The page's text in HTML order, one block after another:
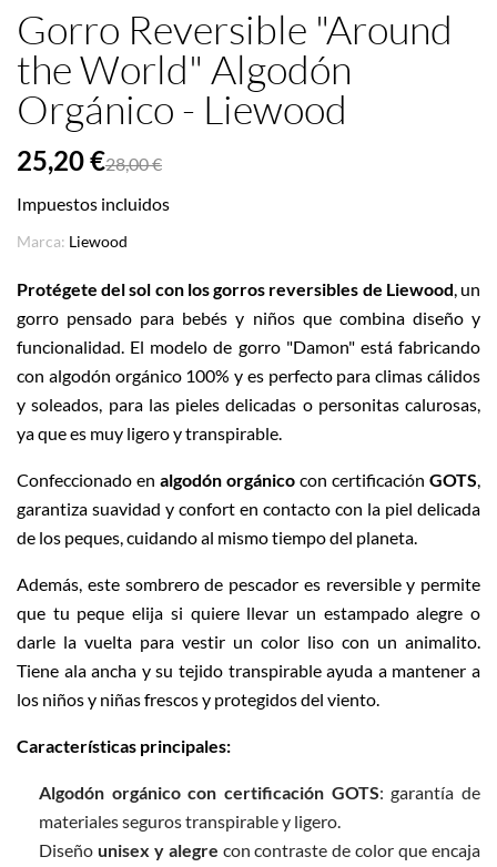
Gorro Reversible "Around
the World" Algodón
Orgánico - Liewood
25,20 €28,00 €
Impuestos incluidos
Marca: Liewood
Protégete del sol con los gorros reversibles de Liewood, un
gorro pensado para bebés y niños que combina diseño y
funcionalidad. El modelo de gorro "Damon" está fabricando
con algodón orgánico 100% y es perfecto para climas cálidos
y soleados, para las pieles delicadas o personitas calurosas,
ya que es muy ligero y transpirable.
Confeccionado en algodón orgánico con certificación GOTS,
garantiza suavidad y confort en contacto con la piel delicada
de los peques, cuidando al mismo tiempo del planeta.
Además, este sombrero de pescador es reversible y permite
que tu peque elija si quiere llevar un estampado alegre o
darle la vuelta para vestir un color liso con un animalito.
Tiene ala ancha y su tejido transpirable ayuda a mantener a
los niños y niñas frescos y protegidos del viento.
Características principales:
Algodón orgánico con certificación GOTS: garantía de
materiales seguros transpirable y ligero.
Diseño unisex y alegre con contraste de color que encaja